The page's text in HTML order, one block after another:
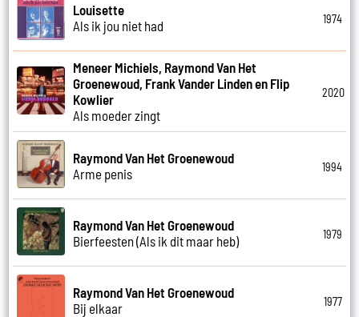
Louisette
Als ik jou niet had
1974
Meneer Michiels, Raymond Van Het
Groenewoud, Frank Vander Linden en Flip
Kowlier
Als moeder zingt
2020
Raymond Van Het Groenewoud
Arme penis
1994
Raymond Van Het Groenewoud
Bierfeesten (Als ik dit maar heb)
1979
Raymond Van Het Groenewoud
Bij elkaar
1977